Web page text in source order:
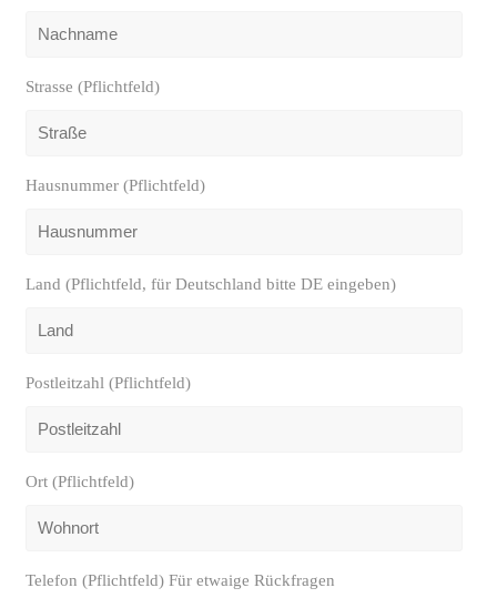
Strasse (Pflichtfeld)
Hausnummer (Pflichtfeld)
Land (Pflichtfeld, für Deutschland bitte DE eingeben)
Postleitzahl (Pflichtfeld)
Ort (Pflichtfeld)
Telefon (Pflichtfeld) Für etwaige Rückfragen